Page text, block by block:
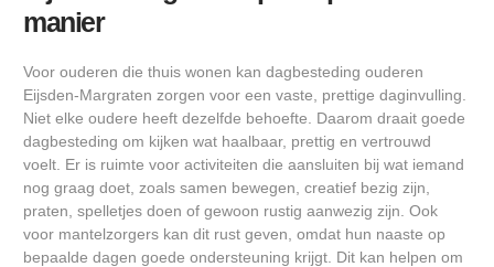
manier
Voor ouderen die thuis wonen kan dagbesteding ouderen
Eijsden-Margraten zorgen voor een vaste, prettige daginvulling.
Niet elke oudere heeft dezelfde behoefte. Daarom draait goede
dagbesteding om kijken wat haalbaar, prettig en vertrouwd
voelt. Er is ruimte voor activiteiten die aansluiten bij wat iemand
nog graag doet, zoals samen bewegen, creatief bezig zijn,
praten, spelletjes doen of gewoon rustig aanwezig zijn. Ook
voor mantelzorgers kan dit rust geven, omdat hun naaste op
bepaalde dagen goede ondersteuning krijgt. Dit kan helpen om